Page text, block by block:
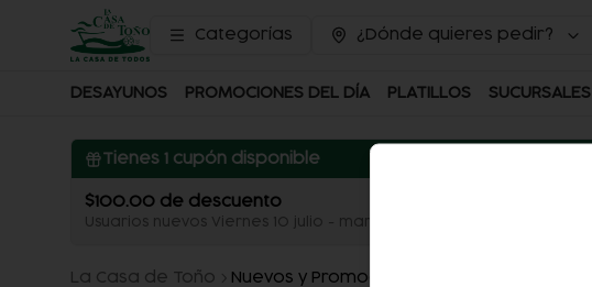
Categorías ¿Dónde quieres pedir?
DESAYUNOS PROMOCIONES DEL DÍA PLATILLOS SUCURSALES
Tienes 1 cupón disponible
$100.00 de descuento
Usuarios nuevos Viernes 10 julio - martes 14 julio
La Casa de Toño Nuevos y Promociones especiales